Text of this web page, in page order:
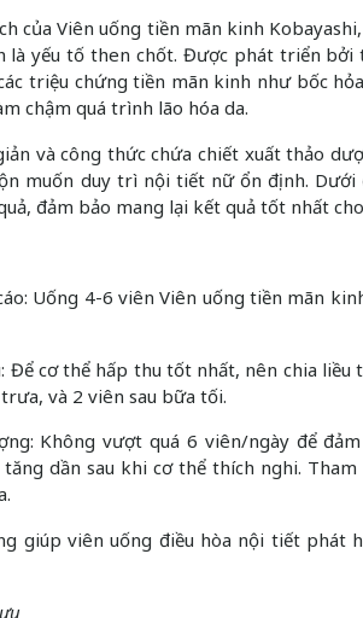
của Viên uống tiền mãn kinh
là yếu tố then chốt. Được phát triển
triệu chứng tiền mãn kinh như bốc
chậm quá trình lão hóa da.
và công thức chứa chiết xuất thảo
muốn duy trì nội tiết nữ ổn định.
đảm bảo mang lại kết quả tốt nhất
Uống 4-6 viên Viên uống tiền mãn
Để cơ thể hấp thu tốt nhất, nên chia liều
và 2 viên sau bữa tối.
Không vượt quá 6 viên/ngày để
dần sau khi cơ thể thích nghi.
giúp viên uống điều hòa nội tiết